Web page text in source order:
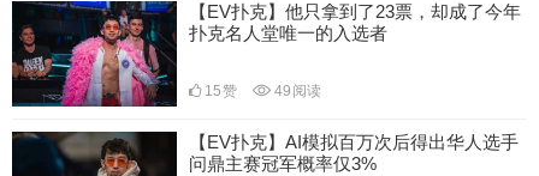
【EV扑克】他只拿到了23票，却成了今年
扑克名人堂唯一的入选者
15赞 49 阅读
【EV扑克】AI模拟百万次后得出华人选手
问鼎主赛冠军概率仅3%